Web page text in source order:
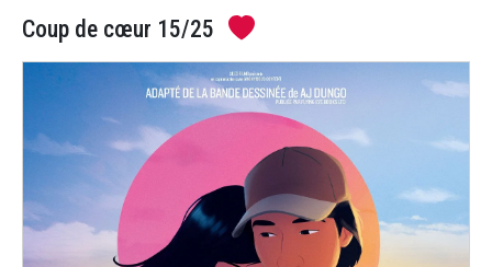
Coup de cœur 15/25